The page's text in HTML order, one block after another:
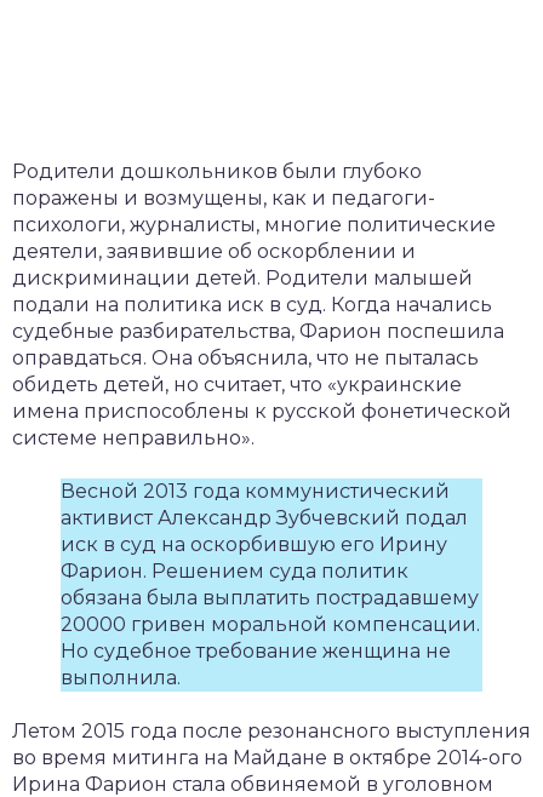
Родители дошкольников были глубоко
поражены и возмущены, как и педагоги-
психологи, журналисты, многие политические
деятели, заявившие об оскорблении и
дискриминации детей. Родители малышей
подали на политика иск в суд. Когда начались
судебные разбирательства, Фарион поспешила
оправдаться. Она объяснила, что не пыталась
обидеть детей, но считает, что «украинские
имена приспособлены к русской фонетической
системе неправильно».
Весной 2013 года коммунистический
активист Александр Зубчевский подал
иск в суд на оскорбившую его Ирину
Фарион. Решением суда политик
обязана была выплатить пострадавшему
20000 гривен моральной компенсации.
Но судебное требование женщина не
выполнила.
Летом 2015 года после резонансного выступления
во время митинга на Майдане в октябре 2014-ого
Ирина Фарион стала обвиняемой в уголовном